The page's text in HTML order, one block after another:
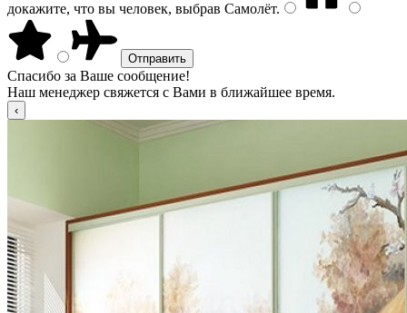
докажите, что вы человек, выбрав Самолёт.
Спасибо за Ваше сообщение!
Наш менеджер свяжется с Вами в ближайшее время.